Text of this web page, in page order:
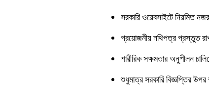
সরকারি ওয়েবসাইটে নিয়মিত
প্রয়োজনীয় নথিপত্র প্রস্তুত
শারীরিক সক্ষমতার অনুশীলন
শুধুমাত্র সরকারি বিজ্ঞপ্তির